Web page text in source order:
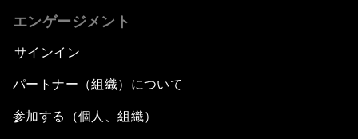
エンゲージメント
サインイン
パートナー（組織）について
参加する（個人、組織）